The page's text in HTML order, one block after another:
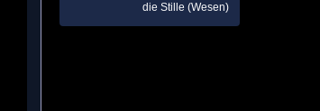
die Stille (Wesen)